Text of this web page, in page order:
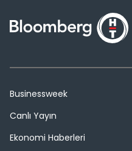
Businessweek
Canlı Yayın
Ekonomi Haberleri